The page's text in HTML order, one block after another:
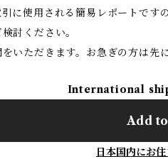
に使用される簡易レポートで
討ください。
いただきます。お急ぎの方は先
International
Add
日本国内にお